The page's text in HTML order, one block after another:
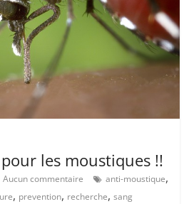
les moustiques !!
Aucun commentaire anti-moustique,
, prevention, recherche,sang